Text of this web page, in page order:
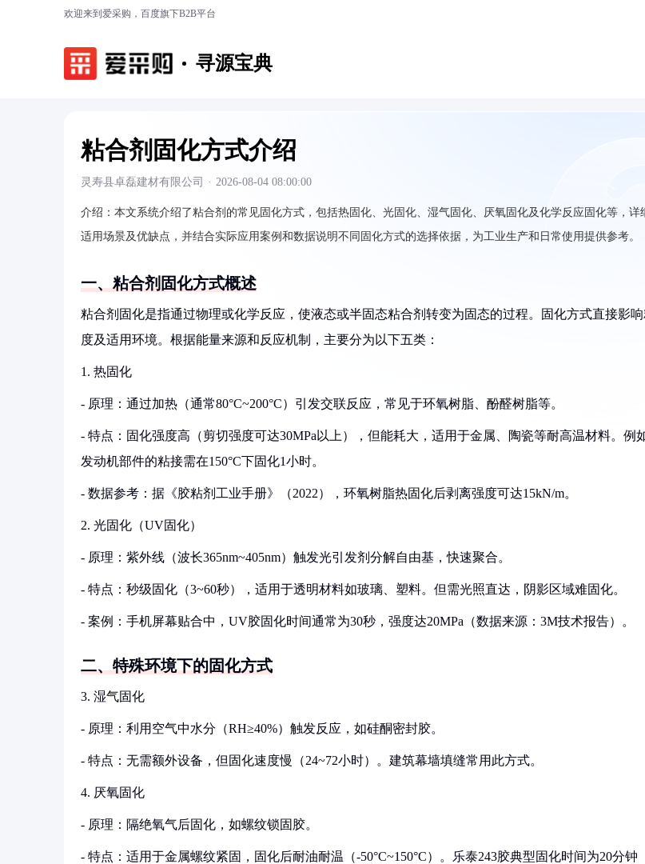
欢迎来到爱采购，百度旗下B2B平台
寻源宝典
粘合剂固化方式介绍
灵寿县卓磊建材有限公司 · 2026-08-04 08:00:00
介绍： 本文系统介绍了粘合剂的常见固化方式，包括热固化、光固化、湿气固化、厌氧固化及化学反应固化等，详
适用场景及优缺点，并结合实际应用案例和数据说明不同固化方式的选择依据，为工业生产和日常使用提供参考。
一、粘合剂固化方式概述
粘合剂固化是指通过物理或化学反应，使液态或半固态粘合剂转变为固态的过程。固化方式直接影
度及适用环境。根据能量来源和反应机制，主要分为以下五类：
1. 热固化
- 原理：通过加热（通常80°C~200°C）引发交联反应，常见于环氧树脂、酚醛树脂等。
- 特点：固化强度高（剪切强度可达30MPa以上），但能耗大，适用于金属、陶瓷等耐高温材料。例
发动机部件的粘接需在150°C下固化1小时。
- 数据参考：据《胶粘剂工业手册》（2022），环氧树脂热固化后剥离强度可达15kN/m。
2. 光固化（UV固化）
- 原理：紫外线（波长365nm~405nm）触发光引发剂分解自由基，快速聚合。
- 特点：秒级固化（3~60秒），适用于透明材料如玻璃、塑料。但需光照直达，阴影区域难固化。
- 案例：手机屏幕贴合中，UV胶固化时间通常为30秒，强度达20MPa（数据来源：3M技术报告）。
二、特殊环境下的固化方式
3. 湿气固化
- 原理：利用空气中水分（RH≥40%）触发反应，如硅酮密封胶。
- 特点：无需额外设备，但固化速度慢（24~72小时）。建筑幕墙填缝常用此方式。
4. 厌氧固化
- 原理：隔绝氧气后固化，如螺纹锁固胶。
- 特点：适用于金属螺纹紧固，固化后耐油耐温（-50°C~150°C）。乐泰243胶典型固化时间为20分钟